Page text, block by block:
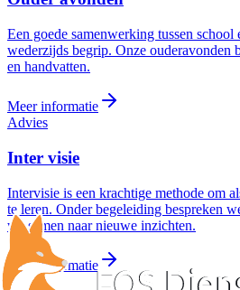
Een goede samenwerking tussen school
wederzijds begrip. Onze ouderavonden
en handvatten.
Meer informatie
Advies
Inter visie
Intervisie is een krachtige methode om
te leren. Onder begeleiding bespreken
we samen naar nieuwe inzichten.
Meer informatie
Advies